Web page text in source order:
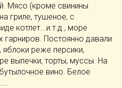
Мясо (кроме свинины
гриле, тушеное, с
котлет...и.т.д., море
Постоянно давали
реже персики,
выпечки, торты, муссы. На
вино. Белое